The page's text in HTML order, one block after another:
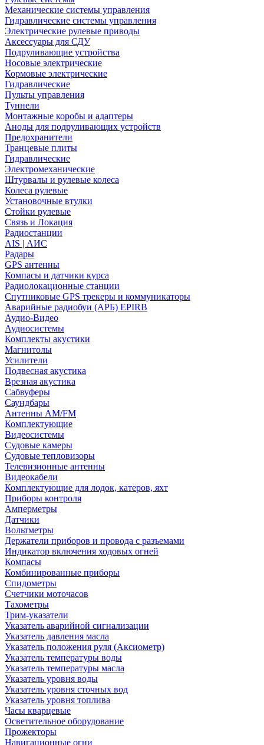
Механические системы управления
Гидравлические системы управления
Электрические рулевые приводы
Аксессуары для СДУ
Подруливающие устройства
Носовые электрические
Кормовые электрические
Гидравлические
Пульты управления
Туннели
Монтажные коробы и адаптеры
Аноды для подруливающих устройств
Предохранители
Транцевые плиты
Гидравлические
Электромеханические
Штурвалы и рулевые колеса
Колеса рулевые
Установочные втулки
Стойки рулевые
Связь и Локация
Радиостанции
AIS | АИС
Радары
GPS антенны
Компасы и датчики курса
Радиолокационные станции
Спутниковые GPS трекеры и коммуникаторы
Аварийные радиобуи (АРБ) EPIRB
Аудио-Видео
Аудиосистемы
Комплекты акустики
Магнитолы
Усилители
Подвесная акустика
Врезная акустика
Сабвуферы
Саундбары
Антенны AM/FM
Комплектующие
Видеосистемы
Судовые камеры
Cудовые тепловизоры
Телевизионные антенны
Видеокабели
Комплектующие для лодок, катеров, яхт
Приборы контроля
Амперметры
Датчики
Вольтметры
Держатели приборов и провода с разъемами
Индикатор включения ходовых огней
Компасы
Комбинированные приборы
Спидометры
Счетчики моточасов
Тахометры
Трим-указатели
Указатель аварийной сигнализации
Указатель давления масла
Указатель положения руля (Аксиометр)
Указатель температуры воды
Указатель температуры масла
Указатель уровня воды
Указатель уровня сточных вод
Указатель уровня топлива
Часы кварцевые
Осветительное оборудование
Прожекторы
Навигационные огни